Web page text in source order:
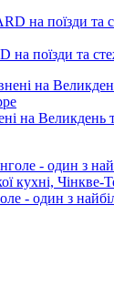
на поїзди та
на Великдень
- один з